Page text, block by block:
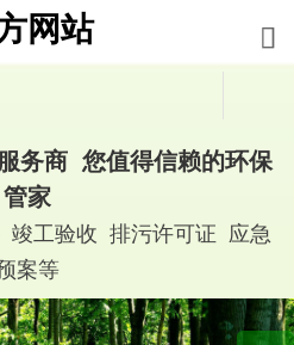
网站
务商 您值得信赖的环保
管家
工验收 排污许可证 应急
案等